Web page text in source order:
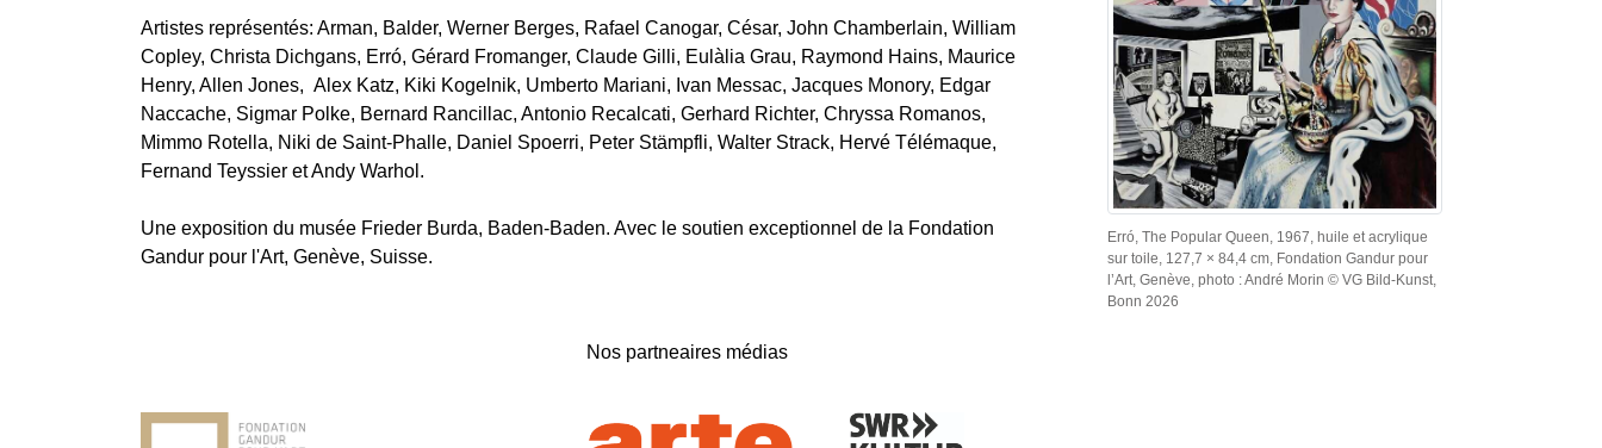
Artistes représentés: Arman, Balder, Werner Berges, Rafael Canogar, César, John Chamberlain, William
Copley, Christa Dichgans, Erró, Gérard Fromanger, Claude Gilli, Eulàlia Grau, Raymond Hains, Maurice
Henry, Allen Jones, Alex Katz, Kiki Kogelnik, Umberto Mariani, Ivan Messac, Jacques Monory, Edgar
Naccache, Sigmar Polke, Bernard Rancillac, Antonio Recalcati, Gerhard Richter, Chryssa Romanos,
Mimmo Rotella, Niki de Saint-Phalle, Daniel Spoerri, Peter Stämpfli, Walter Strack, Hervé Télémaque,
Fernand Teyssier et Andy Warhol.
Une exposition du musée Frieder Burda, Baden-Baden. Avec le soutien exceptionnel de la Fondation
Gandur pour l'Art, Genève, Suisse.
Nos partneaires médias
Erró, The Popular Queen, 1967, huile et acrylique
sur toile, 127,7 × 84,4 cm, Fondation Gandur pour
l’Art, Genève, photo : André Morin © VG Bild-Kunst,
Bonn 2026